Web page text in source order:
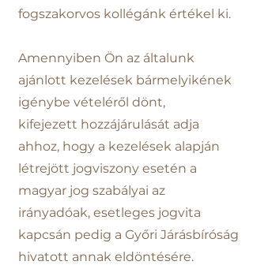
fogszakorvos kollégánk értékel ki.
Amennyiben Ön az általunk
ajánlott kezelések bármelyikének
igénybe vételéről dönt,
kifejezett hozzájárulását adja
ahhoz, hogy a kezelések alapján
létrejött jogviszony esetén a
magyar jog szabályai az
irányadóak, esetleges jogvita
kapcsán pedig a Győri Járásbíróság
hivatott annak eldöntésére.